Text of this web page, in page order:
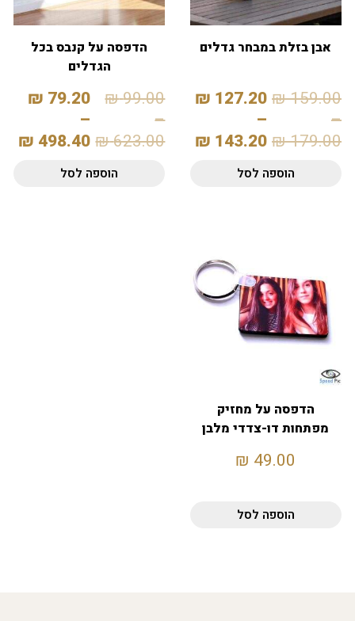
אבן בזלת במבחר גדלים
159.00
₪
–
179.00
₪
127.20
₪
–
143.20
₪
הוספה לסל
הדפסה על קנבס בכל
הגדלים
99.00
₪
–
623.00
₪
79.20
₪
–
498.40
₪
הוספה לסל
הדפסה על מחזיק
מפתחות דו-צדדי מלבן
49.00
₪
הוספה לסל